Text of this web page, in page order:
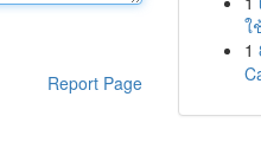
Report Page
ใ
1